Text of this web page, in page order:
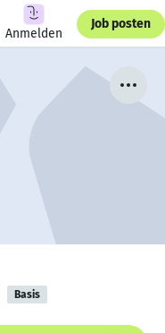
Anmelden
Job posten
Basis